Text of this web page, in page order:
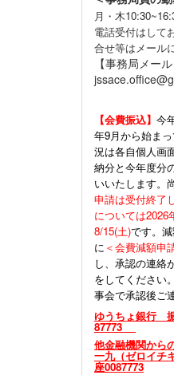
月・木
電話受付はして
合せ等はメール
【事務局メール
【会費振込】 今
年9月から始ま
況は各自個人画
納分と今年度分
いいたします。尚
申請は受付終了
については2026
8/15(土)です。
に ＜会費減額申
し、承認の連絡
をしてください
事会で承認後ご
ゆうちょ銀行
87773
他金融機関から
一九（ゼロイチ
座0087773